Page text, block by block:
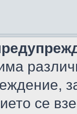
се